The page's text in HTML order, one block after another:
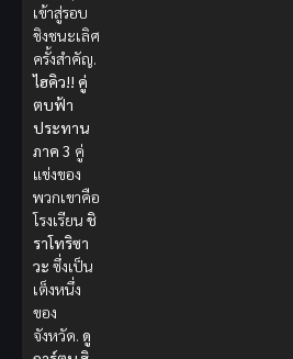
เข้าสู่รอบ
ชิงชนะเลิศ
ครั้งสำคัญ.
ไฮคิว!! คู่
ตบฟ้า
ประทาน
ภาค 3 คู่
แข่งของ
พวกเขาคือ
โรงเรียน ชิ
ราโทริซา
วะ ซึ่งเป็น
เต็งหนึ่ง
ของ
จังหวัด. ดู